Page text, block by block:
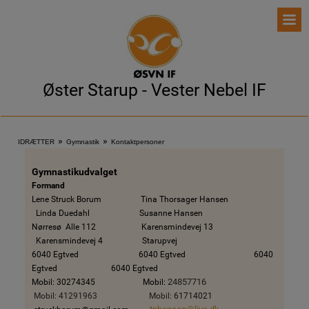
Øster Starup - Vester Nebel IF
IDRÆTTER » Gymnastik » Kontaktpersoner
Gymnastikudvalget
Formand
Lene Struck Borum Tina Thorsager Hansen
Linda Duedahl Susanne Hansen
Nørresø Alle 112 Karensmindevej 13
Karensmindevej 4 Starupvej
6040 Egtved 6040 Egtved 6040
Egtved 6040 Egtved
Mobil: 30274345 Mobil: 24857716
Mobil: 41291963 Mobil: 61714021